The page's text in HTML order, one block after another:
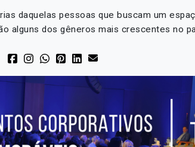
daquelas pessoas que buscam um
alguns dos gêneros mais crescentes no